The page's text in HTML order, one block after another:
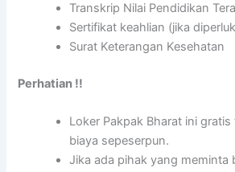
Transkrip Nilai Pendidikan
Sertifikat keahlian (jika
Surat Keterangan Kesehatan
Perhatian !!
Loker Pakpak Bharat ini
biaya sepeserpun.
Jika ada pihak yang meminta